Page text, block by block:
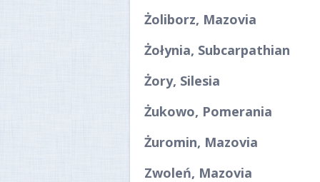
Żoliborz, Mazovia
Żołynia, Subcarpathian
Żory, Silesia
Żukowo, Pomerania
Żuromin, Mazovia
Zwoleń, Mazovia